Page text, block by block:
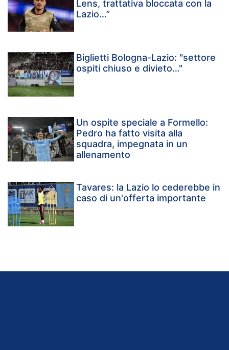
Lens, trattativa bloccata con la
Lazio…”
Biglietti Bologna-Lazio: "settore
ospiti chiuso e divieto…"
Un ospite speciale a Formello:
Pedro ha fatto visita alla
squadra, impegnata in un
allenamento
Tavares: la Lazio lo cederebbe in
caso di un'offerta importante